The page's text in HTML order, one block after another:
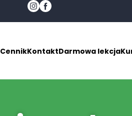
CennikKontaktDarmowa lekcja